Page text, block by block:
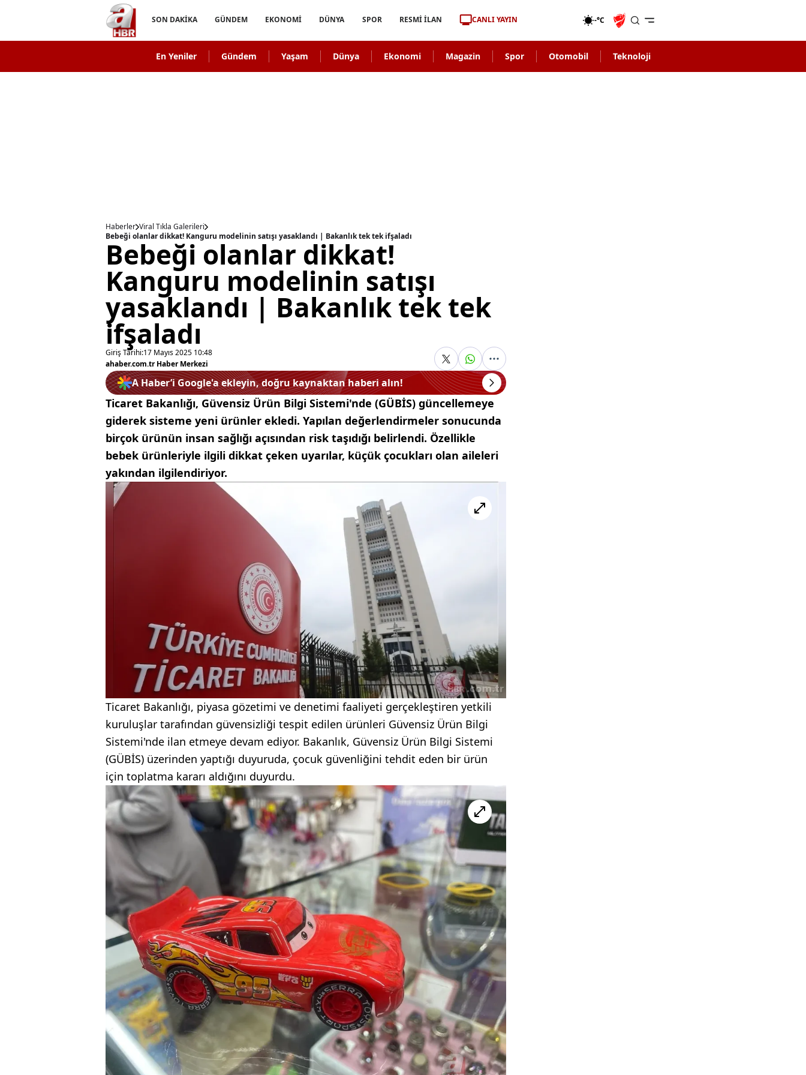
SON DAKİKA GÜNDEM EKONOMİ DÜNYA SPOR RESMİ İLAN CANLI YAYIN -°C
En Yeniler Gündem Yaşam Dünya Ekonomi Magazin Spor Otomobil Teknoloji
Haberler Viral Tıkla Galerileri
Bebeği olanlar dikkat! Kanguru modelinin satışı yasaklandı | Bakanlık tek tek ifşaladı
Bebeği olanlar dikkat!
Kanguru modelinin satışı
yasaklandı | Bakanlık tek tek
ifşaladı
Giriş Tarihi:17 Mayıs 2025 10:48
ahaber.com.tr Haber Merkezi
A Haber’i Google'a ekleyin, doğru kaynaktan haberi alın!
Ticaret Bakanlığı, Güvensiz Ürün Bilgi Sistemi'nde (GÜBİS) güncellemeye
giderek sisteme yeni ürünler ekledi. Yapılan değerlendirmeler sonucunda
birçok ürünün insan sağlığı açısından risk taşıdığı belirlendi. Özellikle
bebek ürünleriyle ilgili dikkat çeken uyarılar, küçük çocukları olan aileleri
yakından ilgilendiriyor.
Ticaret Bakanlığı, piyasa gözetimi ve denetimi faaliyeti gerçekleştiren yetkili
kuruluşlar tarafından güvensizliği tespit edilen ürünleri Güvensiz Ürün Bilgi
Sistemi'nde ilan etmeye devam ediyor. Bakanlık, Güvensiz Ürün Bilgi Sistemi
(GÜBİS) üzerinden yaptığı duyuruda, çocuk güvenliğini tehdit eden bir ürün
için toplatma kararı aldığını duyurdu.